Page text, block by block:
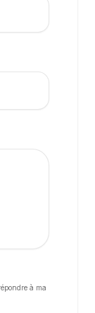
à ma